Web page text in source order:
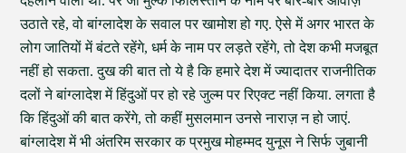
उठाते रहे, वो बांग्लादेश के सवाल पर खामोश हो गए. ऐसे में अगर भारत के
लोग जातियों में बंटते रहेंगे, धर्म के नाम पर लड़ते रहेंगे, तो देश कभी मजबूत
नहीं हो सकता. दुख की बात तो ये है कि हमारे देश में ज्यादातर राजनीतिक
दलों ने बांग्लादेश में हिंदुओं पर हो रहे जुल्म पर रिएक्ट नहीं किया. लगता है
कि हिंदुओं की बात करेंगे, तो कहीं मुसलमान उनसे नाराज़ न हो जाएं.
बांग्लादेश में भी अंतरिम सरकार क प्रमुख मोहम्मद युनूस ने सिर्फ जुबानी